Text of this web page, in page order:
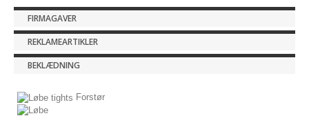
FIRMAGAVER
REKLAMEARTIKLER
BEKLÆDNING
Forstør